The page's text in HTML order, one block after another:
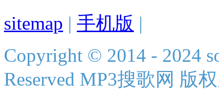
sitemap | 手机版 |
Copyright © 2014 - 2024
Reserved MP3搜歌网 版